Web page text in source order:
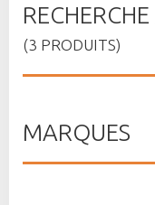
(3 PRODUITS)
MARQUES